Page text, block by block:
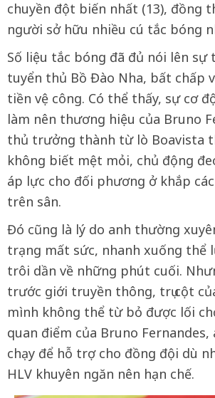
chuyền đột biến nhất (13), đồng
người sở hữu nhiều cú tắc bóng
Số liệu tắc bóng đã đủ nói lên sự
tuyển thủ Bồ Đào Nha, bất chấp
tiền vệ công. Có thể thấy, sự cơ
làm nên thương hiệu của Bruno
thủ trưởng thành từ lò Boavista
không biết mệt mỏi, chủ động
áp lực cho đối phương ở khắp
trên sân.
Đó cũng là lý do anh thường
trạng mất sức, nhanh xuống thể
trôi dần về những phút cuối.
trước giới truyền thông, trụ cột
mình không thể từ bỏ được lối
quan điểm của Bruno
chạy để hỗ trợ cho đồng đội dù
HLV khuyên ngăn nên hạn chế.